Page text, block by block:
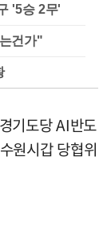
'5승 2무'
건가"
기도당 AI반도
원시갑 당협위